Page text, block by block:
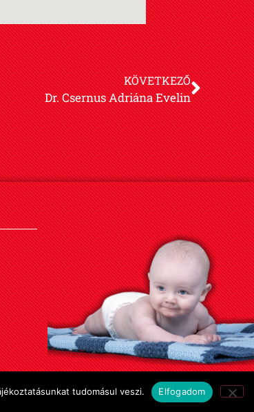
KÖVETKEZŐ
Dr. Csernus Adriána Evelin
tudomásul veszi. Elfogadom